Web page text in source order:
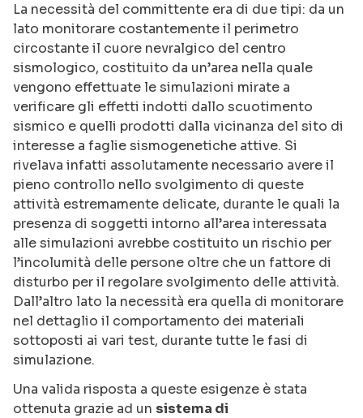
La necessità del committente era di due tipi: da un
lato monitorare costantemente il perimetro
circostante il cuore nevralgico del centro
sismologico, costituito da un’area nella quale
vengono effettuate le simulazioni mirate a
verificare gli effetti indotti dallo scuotimento
sismico e quelli prodotti dalla vicinanza del sito di
interesse a faglie sismogenetiche attive. Si
rivelava infatti assolutamente necessario avere il
pieno controllo nello svolgimento di queste
attività estremamente delicate, durante le quali la
presenza di soggetti intorno all’area interessata
alle simulazioni avrebbe costituito un rischio per
l’incolumità delle persone oltre che un fattore di
disturbo per il regolare svolgimento delle attività.
Dall’altro lato la necessità era quella di monitorare
nel dettaglio il comportamento dei materiali
sottoposti ai vari test, durante tutte le fasi di
simulazione.
Una valida risposta a queste esigenze è stata
ottenuta grazie ad un sistema di